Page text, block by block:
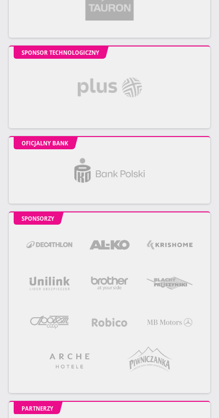
SPONSOR TECHNOLOGICZNY
OFICJALNY BANK
SPONSORZY
PARTNERZY